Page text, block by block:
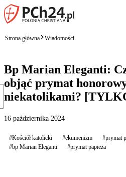
Strona główna Wiadomości
Bp Marian Eleganti:
objąć prymat
niekatolikami?
16 października 2024
#Kościół katolicki #ekumenizm #prymat
#bp Marian Eleganti
#prymat papieża